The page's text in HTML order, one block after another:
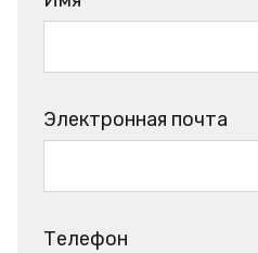
Электронная почта
Телефон